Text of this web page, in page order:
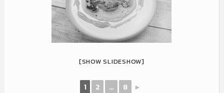
[SHOW SLIDESHOW]
1 2 ... 8 ►